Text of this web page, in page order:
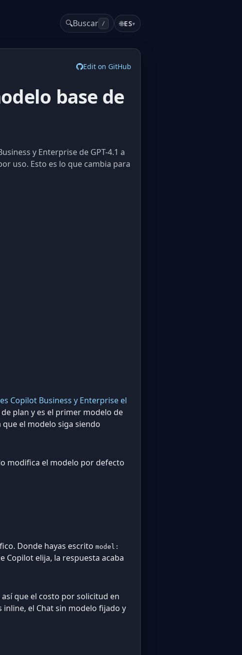
🔍Buscar / 🌐ES▾
Edit on GitHub
base de
y Enterprise de GPT-4.1 a
uso. Esto es lo que cambia para
Copilot Business y Enterprise el
plan y es el primer modelo de
que el modelo siga siendo
modifica el modelo por defecto
Donde hayas escrito model:
Copilot elija, la respuesta acaba
que el costo por solicitud en
inline, el Chat sin modelo fijado y